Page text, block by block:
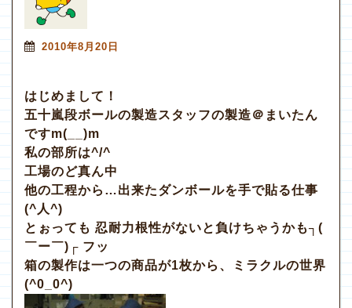
2010年8月20日
はじめまして！
五十嵐段ボールの製造スタッフの製造＠まいたん
ですm(__)m
私の部所は^/^
工場のど真ん中
他の工程から…出来たダンボールを手で貼る仕事
(^人^)
とぉっても 忍耐力根性がないと負けちゃうかも┐(
￣ー￣)┌ フッ
箱の製作は一つの商品が1枚から、ミラクルの世界
(^0_0^)